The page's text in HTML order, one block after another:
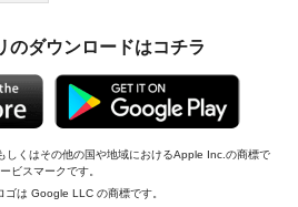
のダウンロードはコチラ
くはその他の国や地域におけるApple Inc.の商標で
ビスマークです。
は Google LLC の商標です。